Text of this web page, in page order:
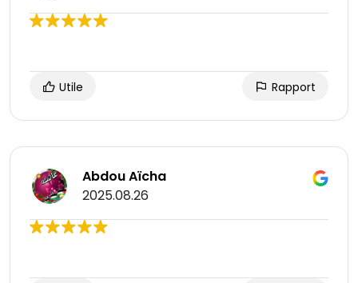
Utile Rapport
Abdou Aïcha
2025.08.26